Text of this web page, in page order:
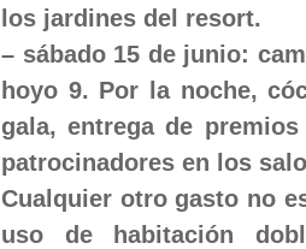
los jardines del resort.
– sábado 15 de junio:
hoyo 9. Por la noche,
gala, entrega de
patrocinadores en los
Cualquier otro gasto no
uso de habitación